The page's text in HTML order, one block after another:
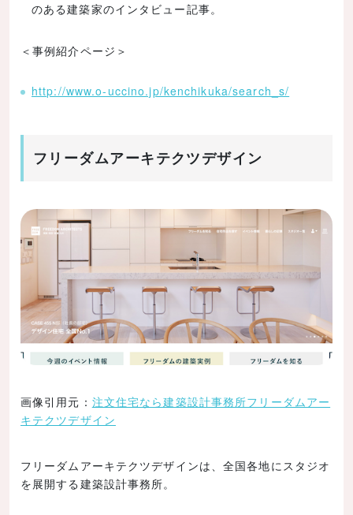
のある建築家のインタビュー記事。
＜事例紹介ページ＞
http://www.o-uccino.jp/kenchikuka/search_s/
フリーダムアーキテクツデザイン
画像引用元： 注文住宅なら建築設計事務所フリーダムアー
キテクツデザイン
フリーダムアーキテクツデザインは、全国各地にスタジオ
を展開する建築設計事務所。